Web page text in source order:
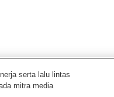
serta lalu lintas
mitra media